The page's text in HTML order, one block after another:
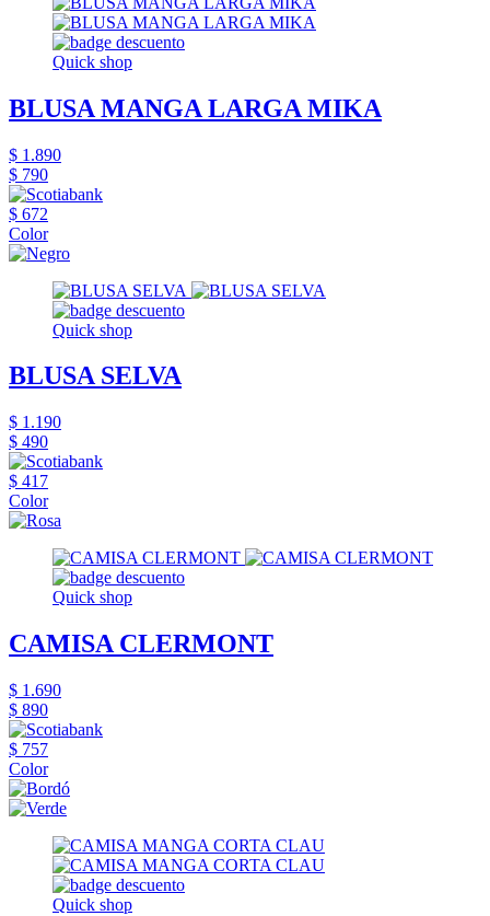
Quick shop
BLUSA MANGA LARGA MIKA
$ 1.890
$ 790
$ 672
Color
Quick shop
BLUSA SELVA
$ 1.190
$ 490
$ 417
Color
Quick shop
CAMISA CLERMONT
$ 1.690
$ 890
$ 757
Color
Quick shop